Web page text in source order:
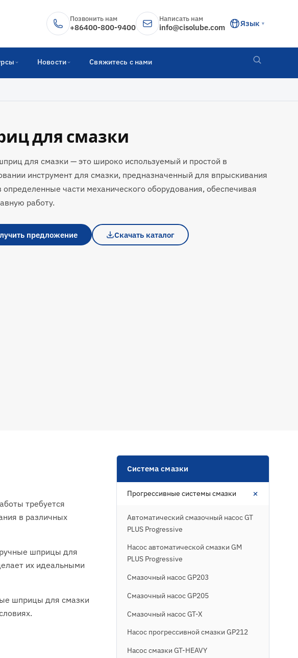
Позвонить нам
+86400-800-9400
Написать нам
info@cisolube.com Язык ▼
Новости Свяжитесь с нами
для смазки
для смазки — это широко используемый и простой в
инструмент для смазки, предназначенный для впрыскивания
определенные части механического оборудования, обеспечивая
работу.
предложение Скачать каталог
требуется
в различных
шприцы для
их идеальными
шприцы для смазки
Система смазки
Прогрессивные системы смазки +
Автоматический смазочный насос GT
PLUS Progressive
Насос автоматической смазки GM
PLUS Progressive
Смазочный насос GP203
Смазочный насос GP205
Смазочный насос GT-X
Насос прогрессивной смазки GP212
Насос смазки GT-HEAVY